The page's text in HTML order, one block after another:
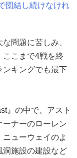
団結し続けなけれ
問題に苦しみ、
ここまで4戦を終
ンキングでも最下
』の中で、アスト
ーナーのローレン
ューウェイのよ
洞施設の建設など